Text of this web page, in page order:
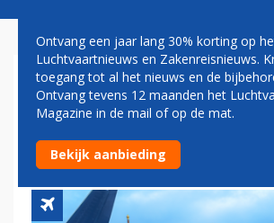
SAS BREIDT
MET KLM UIT: NU
ZUID-AMERIKA EN
Ontvang een jaar lang 30% korting op
Luchtvaartnieuws en Zakenreisnieuws.
toegang tot al het nieuws en de
Ontvang tevens 12 maanden het
Magazine in de mail of op de mat.
Bekijk aanbieding